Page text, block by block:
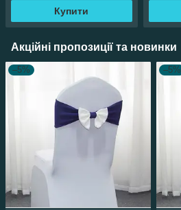
Купити
Акційні пропозиції та новинки
–5% –5%